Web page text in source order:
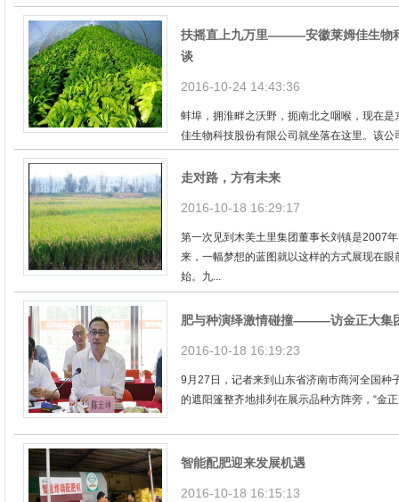
扶摇直上九万里———安徽莱姆佳生物
谈
2016-10-24 14:43:36
蚌埠，拥淮畔之沃野，扼南北之咽喉，现在
佳生物科技股份有限公司就坐落在这里。该公
走对路，方有未来
2016-10-18 16:29:17
第一次见到木美土里集团董事长刘镇是2007
来，一幅梦想的蓝图就以这样的方式展现在
始。九...
肥与种演绎激情碰撞———访金正大集
2016-10-18 16:19:23
9月27日，记者来到山东省济南市商河全国种
的遮阳篷整齐地排列在展示品种方阵旁，“金
智能配肥迎来发展机遇
2016-10-18 16:15:13